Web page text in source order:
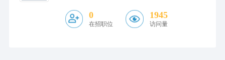
0
在招职位
1945
访问量